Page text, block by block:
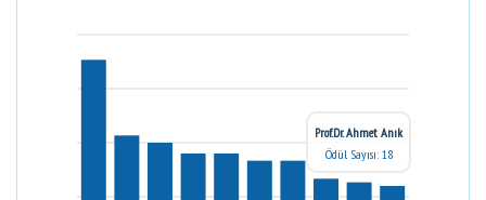
Prof.Dr. Ahmet Anık
Ödül Sayısı: 18